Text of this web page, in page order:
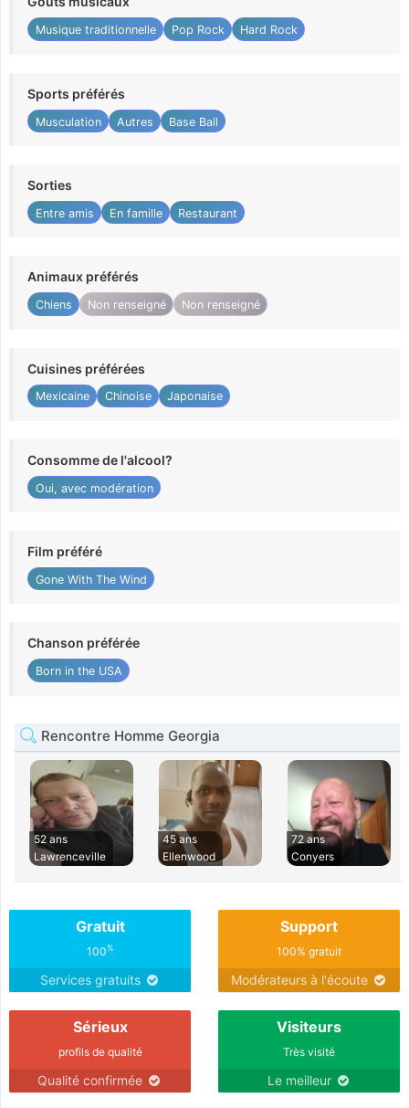
Musique traditionnelle Pop Rock Hard Rock
Sports préférés
Musculation Autres Base Ball
Sorties
Entre amis En famille Restaurant
Animaux préférés
Chiens Non renseigné Non renseigné
Cuisines préférées
Mexicaine Chinoise Japonaise
Consomme de l'alcool?
Oui, avec modération
Film préféré
Gone With The Wind
Chanson préférée
Born in the USA
Rencontre Homme Georgia
52 ans
Lawrenceville
45 ans
Ellenwood
72 ans
Conyers
Gratuit
100%
Services gratuits
Support
100% gratuit
Modérateurs à l'écoute
Sérieux
profils de qualité
Qualité confirmée
Visiteurs
Très visité
Le meilleur